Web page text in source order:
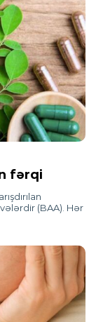
fərqi
(BAA). Hər